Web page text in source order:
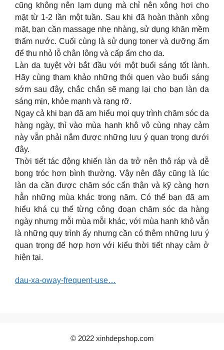
cũng không nên lạm dụng mà chỉ nên xông hơi cho
mặt từ 1-2 lần một tuần. Sau khi đã hoàn thành xông
mặt, bạn cần massage nhẹ nhàng, sử dụng khăn mềm
thấm nước. Cuối cùng là sử dụng toner và dưỡng ẩm
để thu nhỏ lỗ chân lông và cấp ẩm cho da.
Làn da tuyệt vời bắt đầu với một buổi sáng tốt lành.
Hãy cùng tham khảo những thói quen vào buổi sáng
sớm sau đây, chắc chắn sẽ mang lại cho bạn làn da
sáng mịn, khỏe mạnh và rạng rỡ.
Ngay cả khi bạn đã am hiểu mọi quy trình chăm sóc da
hàng ngày, thì vào mùa hanh khô vô cùng nhạy cảm
này vẫn phải nắm được những lưu ý quan trọng dưới
đây.
Thời tiết tác động khiến làn da trở nên thô ráp và dễ
bong tróc hơn bình thường. Vậy nên đây cũng là lúc
làn da cần được chăm sóc cẩn thận và kỹ càng hơn
hẳn những mùa khác trong năm. Có thể bạn đã am
hiểu khá cụ thể từng công đoạn chăm sóc da hàng
ngày nhưng mỗi mùa mỗi khác, với mùa hanh khô vẫn
là những quy trình ấy nhưng cần có thêm những lưu ý
quan trọng để hợp hơn với kiểu thời tiết nhạy cảm ở
hiện tại.
dau-xa-oway-frequent-use…
© 2022 xinhdepshop.com